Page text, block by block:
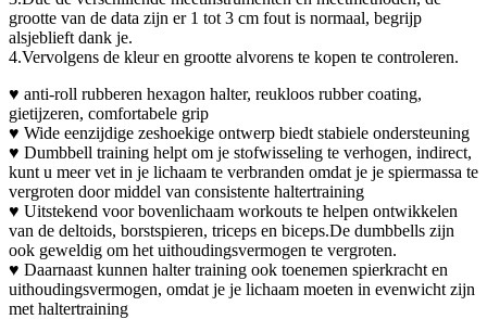
grootte van de data zijn er 1 tot 3 cm fout is normaal, begrijp
alsjeblieft dank je.
4.Vervolgens de kleur en grootte alvorens te kopen te controleren.
♥ anti-roll rubberen hexagon halter, reukloos rubber coating,
gietijzeren, comfortabele grip
♥ Wide eenzijdige zeshoekige ontwerp biedt stabiele ondersteuning
♥ Dumbbell training helpt om je stofwisseling te verhogen, indirect,
kunt u meer vet in je lichaam te verbranden omdat je je spiermassa te
vergroten door middel van consistente haltertraining
♥ Uitstekend voor bovenlichaam workouts te helpen ontwikkelen
van de deltoids, borstspieren, triceps en biceps.De dumbbells zijn
ook geweldig om het uithoudingsvermogen te vergroten.
♥ Daarnaast kunnen halter training ook toenemen spierkracht en
uithoudingsvermogen, omdat je je lichaam moeten in evenwicht zijn
met haltertraining